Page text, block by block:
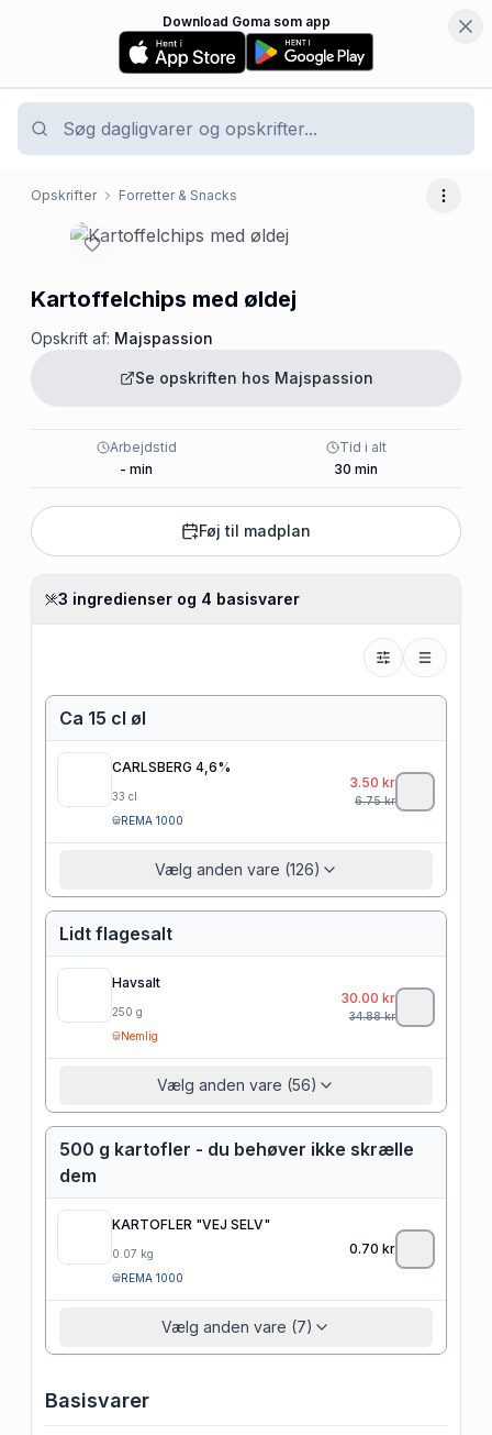
Download Goma som app
Opskrifter Forretter & Snacks Flere
Kartoffelchips med øldej
Opskrift af: Majspassion
Se opskriften hos Majspassion
Arbejdstid
- min
Tid i alt
30 min
Føj til madplan
3 ingredienser og 4 basisvarer
Ca 15 cl øl
CARLSBERG 4,6%
33 cl
REMA 1000
3.50 kr
6.75kr
Vælg anden vare (126)
Lidt flagesalt
Havsalt
250 g
Nemlig
30.00 kr
34.88kr
Vælg anden vare (56)
500 g kartofler - du behøver ikke skrælle
dem
KARTOFLER "VEJ SELV"
0.07 kg
REMA 1000
0.70 kr
Vælg anden vare (7)
Basisvarer